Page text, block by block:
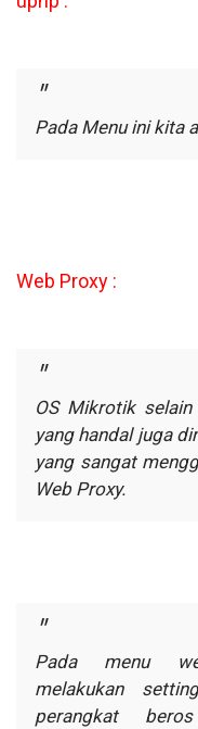
Pada Menu ini kita
Web Proxy :
OS Mikrotik
yang handal juga
yang sangat
Web Proxy.
Pada menu
melakukan
perangkat